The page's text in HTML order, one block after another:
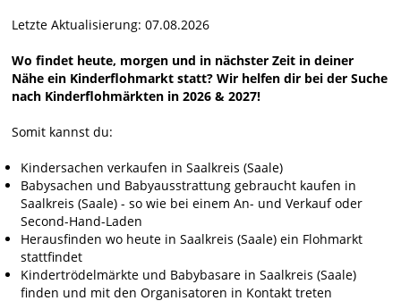
Letzte Aktualisierung: 07.08.2026
Wo findet heute, morgen und in nächster Zeit in deiner
Nähe ein Kinderflohmarkt statt? Wir helfen dir bei der Suche
nach Kinderflohmärkten in 2026 & 2027!
Somit kannst du:
Kindersachen verkaufen in Saalkreis (Saale)
Babysachen und Babyausstrattung gebraucht kaufen in
Saalkreis (Saale) - so wie bei einem An- und Verkauf oder
Second-Hand-Laden
Herausfinden wo heute in Saalkreis (Saale) ein Flohmarkt
stattfindet
Kindertrödelmärkte und Babybasare in Saalkreis (Saale)
finden und mit den Organisatoren in Kontakt treten